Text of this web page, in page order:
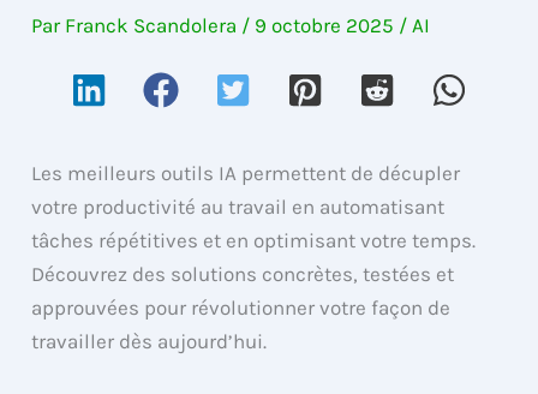
Par Franck Scandolera / 9 octobre 2025 /AI
Les meilleurs outils IA permettent de décupler
votre productivité au travail en automatisant
tâches répétitives et en optimisant votre temps.
Découvrez des solutions concrètes, testées et
approuvées pour révolutionner votre façon de
travailler dès aujourd’hui.